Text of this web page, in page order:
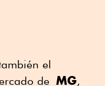
el
de MG,